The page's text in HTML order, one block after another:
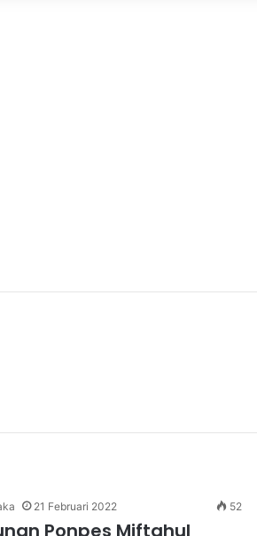
21 Februari 2022 52
Ponpes Miftahul